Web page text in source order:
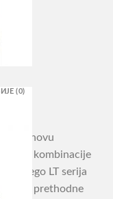
(0)
u novu
kombinacije
Fuego LT serija
od prethodne